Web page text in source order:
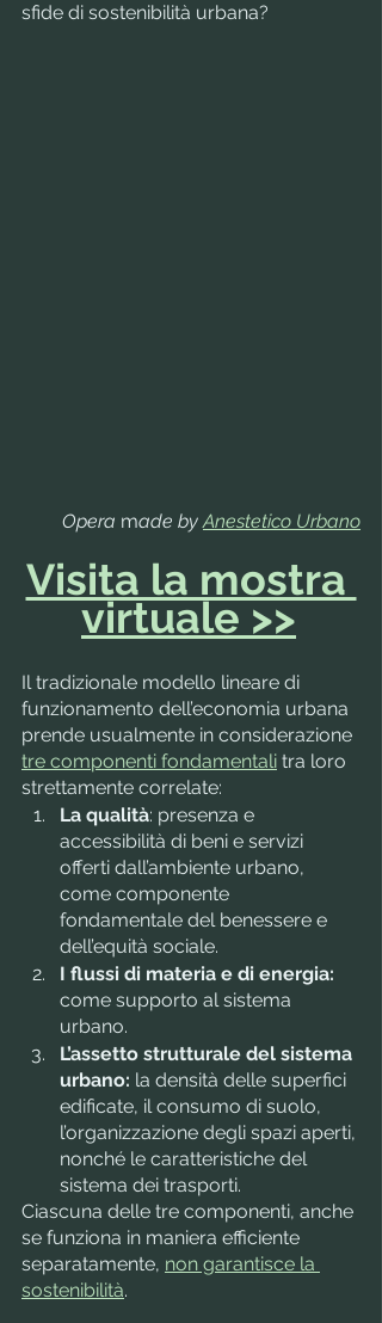
sfide di sostenibilità urbana?
Opera made by Anestetico Urbano
Visita la mostra
virtuale >>
Il tradizionale modello lineare di
funzionamento dell’economia urbana
prende usualmente in considerazione
tre componenti fondamentali tra loro
strettamente correlate:
La qualità: presenza e
accessibilità di beni e servizi
offerti dall’ambiente urbano,
come componente
fondamentale del benessere e
dell’equità sociale.
I flussi di materia e di energia:
come supporto al sistema
urbano.
L’assetto strutturale del sistema
urbano: la densità delle superfici
edificate, il consumo di suolo,
l’organizzazione degli spazi aperti,
nonché le caratteristiche del
sistema dei trasporti.
Ciascuna delle tre componenti, anche
se funziona in maniera efficiente
separatamente, non garantisce la
sostenibilità.